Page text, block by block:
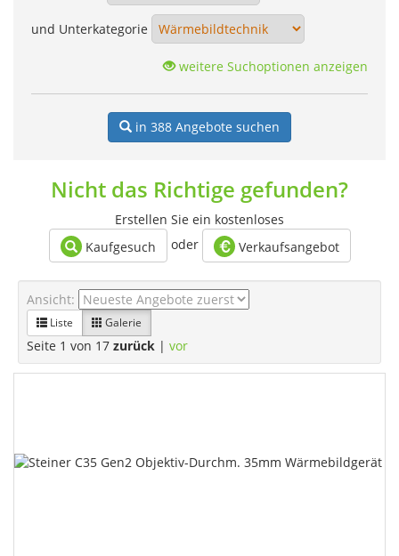
und Unterkategorie
weitere Suchoptionen anzeigen
in 388 Angebote suchen
Nicht das Richtige gefunden?
Erstellen Sie ein kostenloses
Kaufgesuch
oder Verkaufsangebot
Ansicht:
Liste Galerie
Seite 1 von 17 zurück | vor